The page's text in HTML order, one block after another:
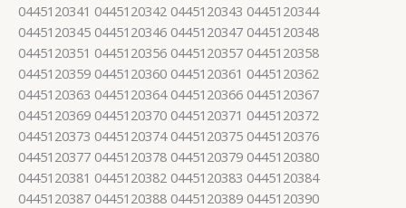
0445120341 0445120342 0445120343 0445120344
0445120345 0445120346 0445120347 0445120348
0445120351 0445120356 0445120357 0445120358
0445120359 0445120360 0445120361 0445120362
0445120363 0445120364 0445120366 0445120367
0445120369 0445120370 0445120371 0445120372
0445120373 0445120374 0445120375 0445120376
0445120377 0445120378 0445120379 0445120380
0445120381 0445120382 0445120383 0445120384
0445120387 0445120388 0445120389 0445120390